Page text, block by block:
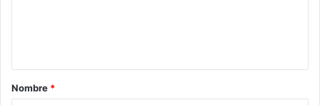
rNombre *